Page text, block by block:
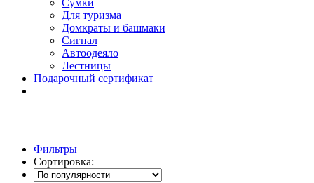
Сумки
Для туризма
Домкраты и башмаки
Сигнал
Автоодеяло
Лестницы
Подарочный сертификат
Фильтры
Сортировка: